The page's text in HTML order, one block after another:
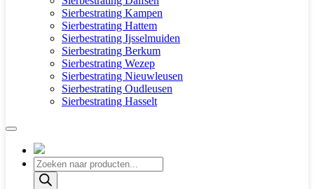
Sierbestrating Kampen
Sierbestrating Hattem
Sierbestrating Ijsselmuiden
Sierbestrating Berkum
Sierbestrating Wezep
Sierbestrating Nieuwleusen
Sierbestrating Oudleusen
Sierbestrating Hasselt
Producten
zoeken